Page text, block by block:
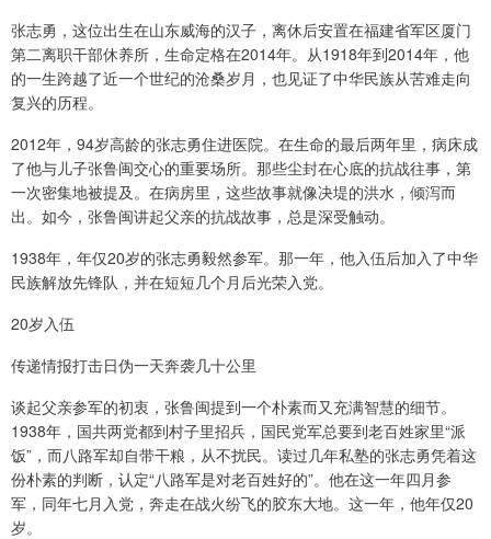
张志勇，这位出生在山东威海的汉子，离休后安置在福建省军区厦门
第二离职干部休养所，生命定格在2014年。从1918年到2014年，他
的一生跨越了近一个世纪的沧桑岁月，也见证了中华民族从苦难走向
复兴的历程。
2012年，94岁高龄的张志勇住进医院。在生命的最后两年里，病床成
了他与儿子张鲁闽交心的重要场所。那些尘封在心底的抗战往事，第
一次密集地被提及。在病房里，这些故事就像决堤的洪水，倾泻而
出。如今，张鲁闽讲起父亲的抗战故事，总是深受触动。
1938年，年仅20岁的张志勇毅然参军。那一年，他入伍后加入了中华
民族解放先锋队，并在短短几个月后光荣入党。
20岁入伍
传递情报打击日伪一天奔袭几十公里
谈起父亲参军的初衷，张鲁闽提到一个朴素而又充满智慧的细节。
1938年，国共两党都到村子里招兵，国民党军总要到老百姓家里“派
饭”，而八路军却自带干粮，从不扰民。读过几年私塾的张志勇凭着这
份朴素的判断，认定“八路军是对老百姓好的”。他在这一年四月参
军，同年七月入党，奔走在战火纷飞的胶东大地。这一年，他年仅20
岁。